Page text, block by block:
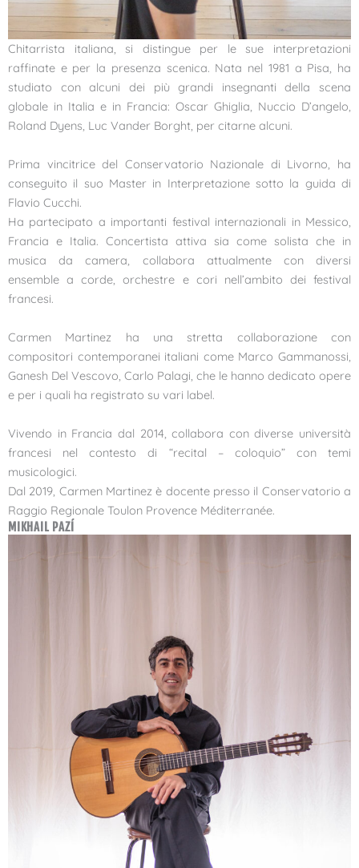
Chitarrista italiana, si distingue per le sue interpretazioni
raffinate e per la presenza scenica. Nata nel 1981 a Pisa, ha
studiato con alcuni dei più grandi insegnanti della scena
globale in Italia e in Francia: Oscar Ghiglia, Nuccio D’angelo,
Roland Dyens, Luc Vander Borght, per citarne alcuni.
Prima vincitrice del Conservatorio Nazionale di Livorno, ha
conseguito il suo Master in Interpretazione sotto la guida di
Flavio Cucchi.
Ha partecipato a importanti festival internazionali in Messico,
Francia e Italia. Concertista attiva sia come solista che in
musica da camera, collabora attualmente con diversi
ensemble a corde, orchestre e cori nell’ambito dei festival
francesi.
Carmen Martinez ha una stretta collaborazione con
compositori contemporanei italiani come Marco Gammanossi,
Ganesh Del Vescovo, Carlo Palagi, che le hanno dedicato opere
e per i quali ha registrato su vari label.
Vivendo in Francia dal 2014, collabora con diverse università
francesi nel contesto di “recital – coloquio” con temi
musicologici.
Dal 2019, Carmen Martinez è docente presso il Conservatorio a
Raggio Regionale Toulon Provence Méditerranée.
MIKHAIL PAZÍ